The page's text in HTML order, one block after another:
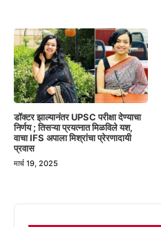
डॉक्टर झाल्यानंतर UPSC परीक्षा देण्याचा
निर्णय ; तिसऱ्या प्रयत्नात मिळविले यश,
वाचा IFS अपाला मिश्रांचा प्रेरणादायी
प्रवास
मार्च 19, 2025